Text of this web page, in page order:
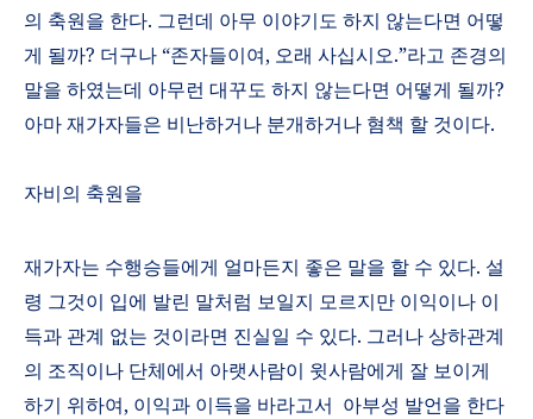
의 축원을 한다. 그런데 아무 이야기도 하지 않는다면 어떻
게 될까? 더구나 “존자들이여, 오래 사십시오.”라고 존경의
말을 하였는데 아무런 대꾸도 하지 않는다면 어떻게 될까?
아마 재가자들은 비난하거나 분개하거나 혐책 할 것이다.
자비의 축원을
재가자는 수행승들에게 얼마든지 좋은 말을 할 수 있다. 설
령 그것이 입에 발린 말처럼 보일지 모르지만 이익이나 이
득과 관계 없는 것이라면 진실일 수 있다. 그러나 상하관계
의 조직이나 단체에서 아랫사람이 윗사람에게 잘 보이게
하기 위하여, 이익과 이득을 바라고서 아부성 발언을 한다